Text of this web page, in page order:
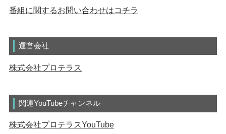
番組に関するお問い合わせはコチラ
運営会社
株式会社プロテラス
関連YouTubeチャンネル
株式会社プロテラスYouTube